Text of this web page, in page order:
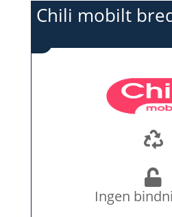
Chili mobilt
Ingen